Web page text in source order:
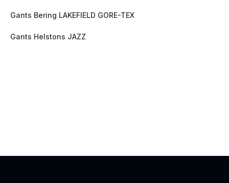
Gants Bering LAKEFIELD GORE-TEX
Gants Helstons JAZZ